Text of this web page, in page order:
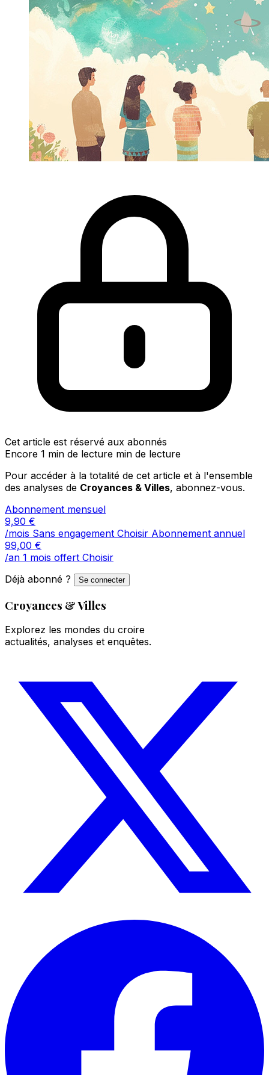
Cet article est réservé aux abonnés
Encore 1 min de lecture min de lecture
Pour accéder à la totalité de cet article et à l'ensemble
des analyses de Croyances & Villes, abonnez-vous.
Abonnement mensuel
9,90 €
/mois Sans engagement Choisir Abonnement annuel
99,00 €
/an 1 mois offert Choisir
Déjà abonné ?
Se connecter
Croyances & Villes
Explorez les mondes du croire
actualités, analyses et enquêtes.